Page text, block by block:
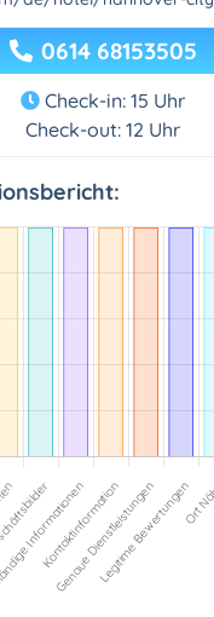
0614 68153505
Check-in: 15 Uhr
Check-out: 12 Uhr